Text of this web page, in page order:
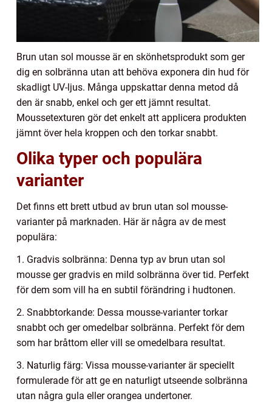
Brun utan sol mousse är en skönhetsprodukt som ger
dig en solbränna utan att behöva exponera din hud för
skadligt UV-ljus. Många uppskattar denna metod då
den är snabb, enkel och ger ett jämnt resultat.
Moussetexturen gör det enkelt att applicera produkten
jämnt över hela kroppen och den torkar snabbt.
Olika typer och populära
varianter
Det finns ett brett utbud av brun utan sol mousse-
varianter på marknaden. Här är några av de mest
populära:
1. Gradvis solbränna: Denna typ av brun utan sol
mousse ger gradvis en mild solbränna över tid. Perfekt
för dem som vill ha en subtil förändring i hudtonen.
2. Snabbtorkande: Dessa mousse-varianter torkar
snabbt och ger omedelbar solbränna. Perfekt för dem
som har bråttom eller vill se omedelbara resultat.
3. Naturlig färg: Vissa mousse-varianter är speciellt
formulerade för att ge en naturligt utseende solbränna
utan några gula eller orangea undertoner.